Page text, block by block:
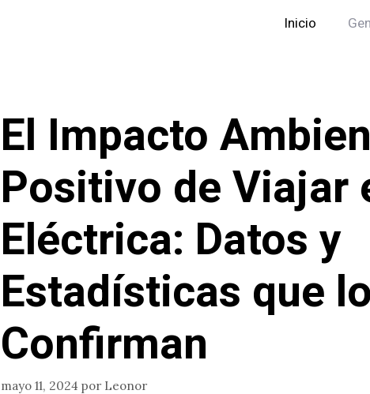
Inicio
El Impacto
Positivo de Viajar
Eléctrica: Datos y
Estadísticas que lo
Confirman
mayo 11, 2024 por Leonor